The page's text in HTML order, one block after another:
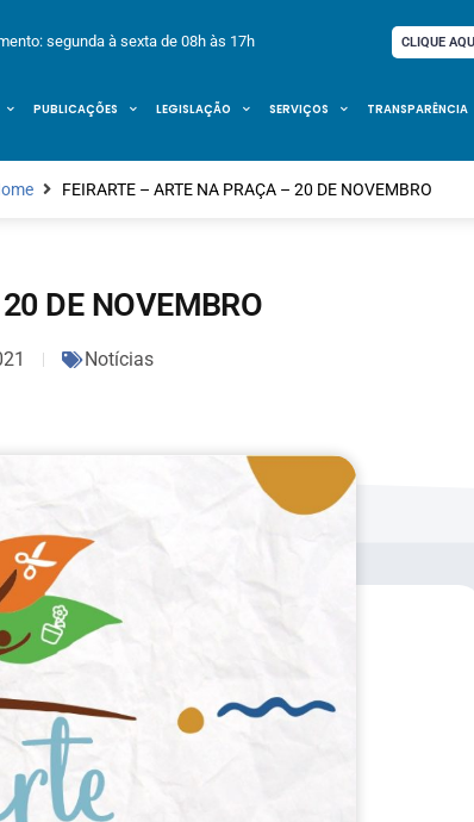
segunda à sexta de 08h às 17h CLIQUE
PUBLICAÇÕES LEGISLAÇÃO SERVIÇOS TRANSPARÊNCIA
FEIRARTE – ARTE NA PRAÇA – 20 DE NOVEMBRO
DE NOVEMBRO
Notícias